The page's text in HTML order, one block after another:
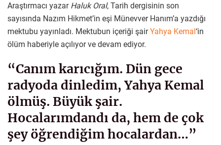
Araştırmacı yazar Haluk Oral, Tarih dergisinin son
sayısında Nazım Hikmet’in eşi Münevver Hanım’a yazdığı
mektubu yayınladı. Mektubun içeriği şairYahya Kemal‘in
ölüm haberiyle açılıyor ve devam ediyor.
“Canım karıcığım. Dün gece
radyoda dinledim, Yahya Kemal
ölmüş. Büyük şair.
Hocalarımdandı da, hem de çok
şey öğrendiğim hocalardan…”